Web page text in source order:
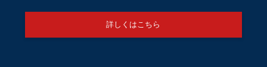
詳しくはこちら